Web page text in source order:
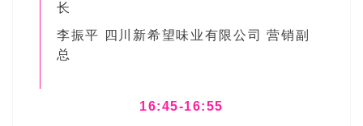
长
李振平 四川新希望味业有限公司 营销副
总
16:45-16:55